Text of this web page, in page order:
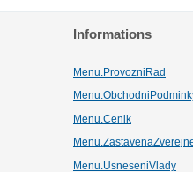
Informations
Menu.ProvozniRad
Menu.Cenik
Menu.UsneseniVlady